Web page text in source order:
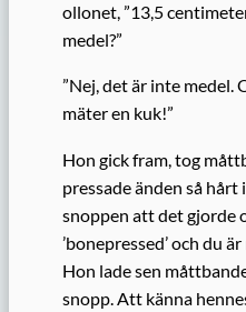
ollonet, ”13,5
medel?”
”Nej, det är inte medel.
mäter en kuk!”
Hon gick fram, tog
pressade änden så
snoppen att det gjorde
’bonepressed’ och du
Hon lade sen
snopp. Att känna